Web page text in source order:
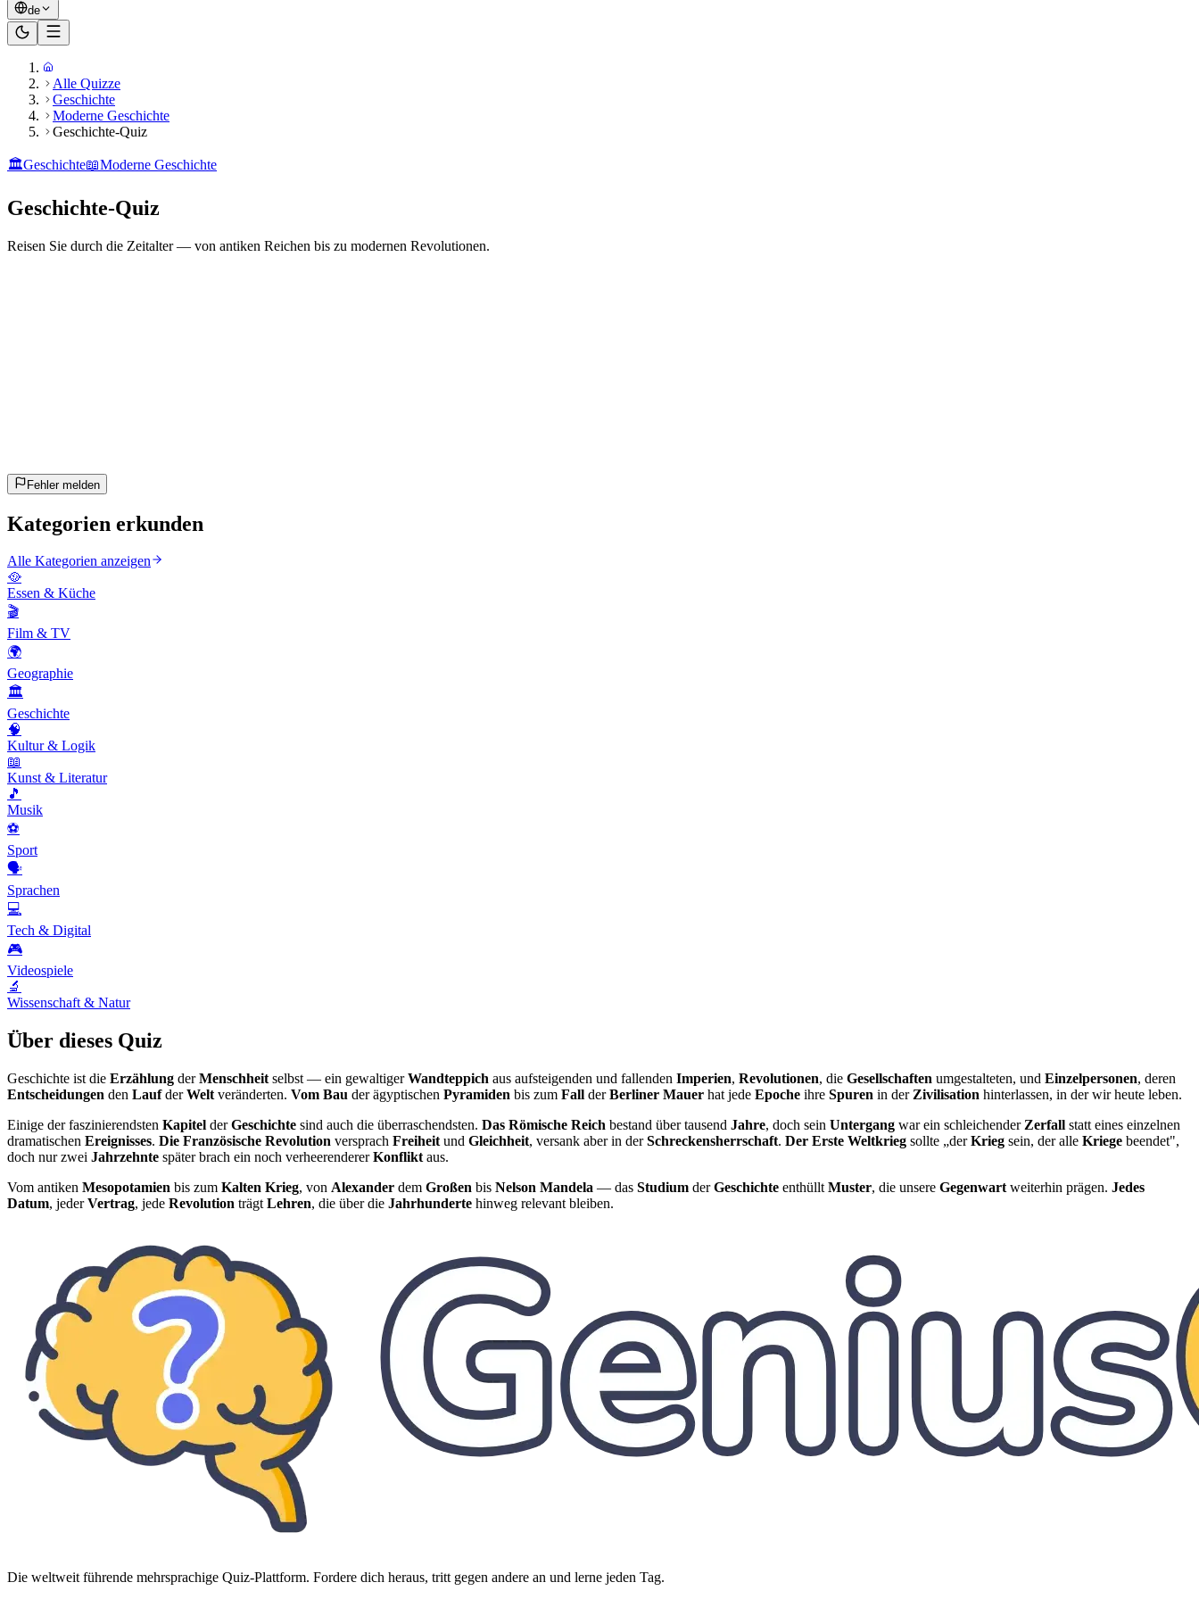
de
Alle Quizze
Geschichte
Moderne Geschichte
Geschichte-Quiz
🏛️Geschichte📖Moderne Geschichte
Geschichte-Quiz
Reisen Sie durch die Zeitalter — von antiken Reichen bis zu modernen Revolutionen.
Fehler melden
Kategorien erkunden
Alle Kategorien anzeigen
🥘
Essen & Küche
🎬
Film & TV
🌍
Geographie
🏛️
Geschichte
🧠
Kultur & Logik
📖
Kunst & Literatur
🎵
Musik
⚽
Sport
🗣️
Sprachen
💻
Tech & Digital
🎮
Videospiele
🔬
Wissenschaft & Natur
Über dieses Quiz
Geschichte ist die Erzählung derMenschheit selbst — ein gewaltigerWandteppich aus aufsteigenden und fallenden Imperien, Revolutionen, die Gesellschaften umgestalteten, und Einzelpersonen, deren
Entscheidungen den LaufderWelt veränderten. Vom Bau der ägyptischen Pyramiden bis zum Fall derBerliner Mauer hat jede Epoche ihre Spuren in der Zivilisation hinterlassen, in der wir heute leben.
Einige der faszinierendsten Kapitel derGeschichte sind auch die überraschendsten. Das Römische Reich bestand über tausend Jahre, doch sein Untergang war ein schleichender Zerfall statt eines einzelnen
dramatischen Ereignisses. Die Französische Revolution versprach Freiheit und Gleichheit, versank aber in derSchreckensherrschaft. Der Erste Weltkrieg sollte „derKrieg sein, der alle Kriege beendet",
doch nur zwei Jahrzehnte später brach ein noch verheerendererKonflikt aus.
Vom antiken Mesopotamien bis zum Kalten Krieg, von Alexander dem Großen bis Nelson Mandela — das Studium derGeschichte enthüllt Muster, die unsere Gegenwart weiterhin prägen. Jedes
Datum, jederVertrag, jede Revolution trägt Lehren, die über die Jahrhunderte hinweg relevant bleiben.
Die weltweit führende mehrsprachige Quiz-Plattform. Fordere dich heraus, tritt gegen andere an und lerne jeden Tag.